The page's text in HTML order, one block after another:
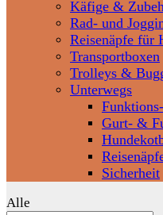
Käfige &
Rad- und
Reisenäpfe für
Transportboxen
Trolleys &
Unterwegs
Gurt- &
Sicherheit
Alle